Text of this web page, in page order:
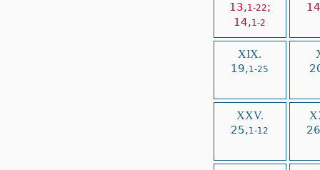
13,1-22;
14,1-2
XIX.
19,1-25
XXV.
25,1-12